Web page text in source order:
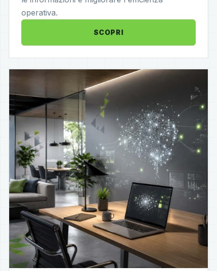
operativa.
SCOPRI